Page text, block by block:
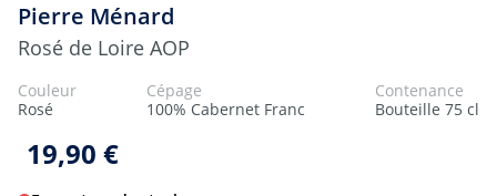
Pierre Ménard
Rosé de Loire AOP
Couleur
Rosé
Cépage
100% Cabernet Franc
Contenance
Bouteille 75 cl
19,90 €